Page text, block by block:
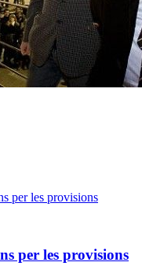
per les provisions